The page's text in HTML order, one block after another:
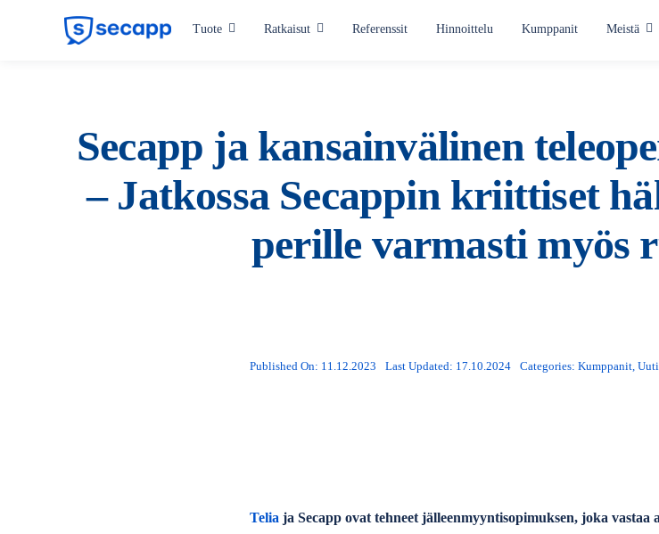
Tuote Ratkaisut
Valmistava teollisuus
Kriittinen infrastruktuuri
Julkishallinto
Tilannekeskus
Yksintyöskentelyn turva
Töihinkutsu
Referenssit Hinnoittelu Kumppanit Meistä
Secapp ja kansainvälinen
– Jatkossa Secappin kriittiset
perille varmasti myös
Published On: 11.12.2023 Last Updated: 17.10.2024 Categories: Kumppanit,
Telia ja Secapp ovat tehneet jälleenmyyntisopimuksen, joka